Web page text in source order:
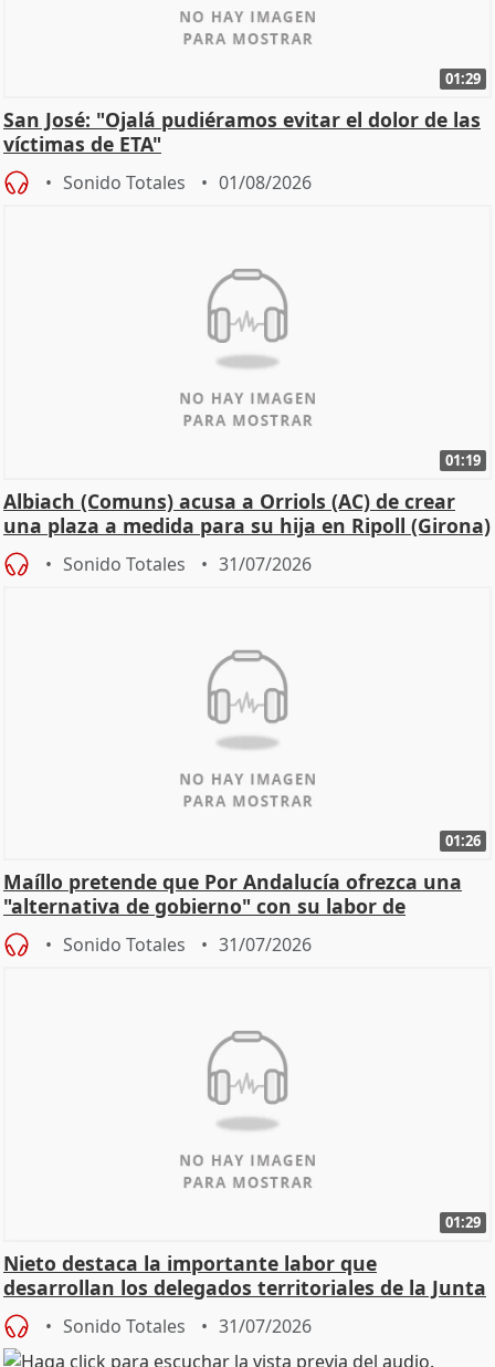
01:29
San José: "Ojalá pudiéramos evitar el dolor de las
víctimas de ETA"
Sonido Totales 01/08/2026
01:19
Albiach (Comuns) acusa a Orriols (AC) de crear
una plaza a medida para su hija en Ripoll (Girona)
Sonido Totales 31/07/2026
01:26
Maíllo pretende que Por Andalucía ofrezca una
"alternativa de gobierno" con su labor de
oposición
Sonido Totales 31/07/2026
01:29
Nieto destaca la importante labor que
desarrollan los delegados territoriales de la Junta
Sonido Totales 31/07/2026